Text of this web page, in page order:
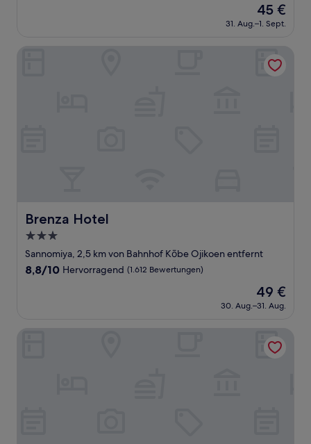
Bewertungen)
Der
Preis
beträgt
45 €
31. Aug.–1. Sept.
Brenza Hotel
Brenza Hotel
3.0-
Sterne-
Unterkunft
Sannomiya, 2,5 km von Bahnhof Kōbe Ojikoen entfernt
8.8
Bewertungen)
8,8/10 Hervorragend (1.612 Bewertungen)
Der
Preis
beträgt
49 €
30. Aug.–31. Aug.